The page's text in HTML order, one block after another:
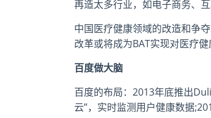
再造太多行业，如电子商务、
中国医疗健康领域的改造和争
改革或将成为BAT实现对医疗
百度做大脑
百度的布局：2013年底推出
云”，实时监测用户健康数据